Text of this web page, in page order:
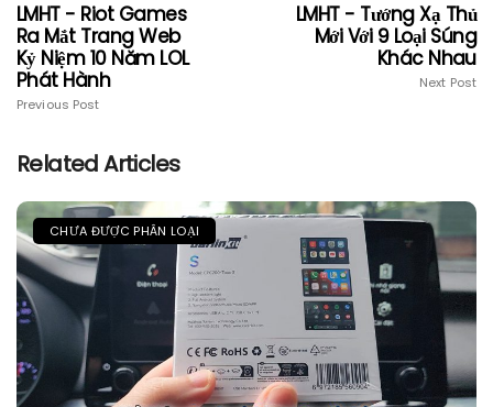
LMHT - Riot Games
Ra Mắt Trang Web
Kỷ Niệm 10 Năm LOL
Phát Hành
Previous Post
LMHT - Tướng Xạ Thủ
Mới Với 9 Loại Súng
Khác Nhau
Next Post
Related Articles
CHƯA ĐƯỢC PHÂN LOẠI